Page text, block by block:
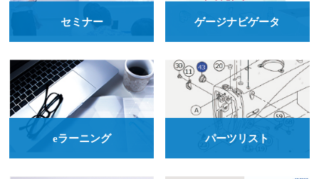
ミシン点検サポートシステム
JUKI-ShuHaRi
点検手順をナビゲート
無料で使えるミシン点検アプリ
セミナー ゲージナビゲータ
eラーニング パーツリスト